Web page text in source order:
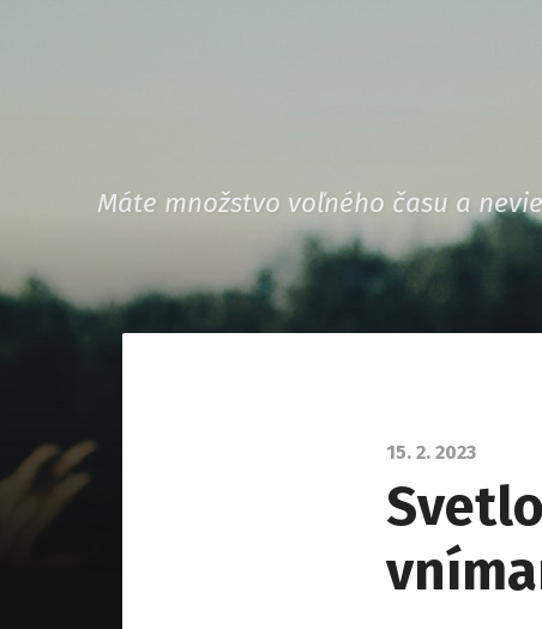
Máte množstvo voľného času a
15. 2. 2023